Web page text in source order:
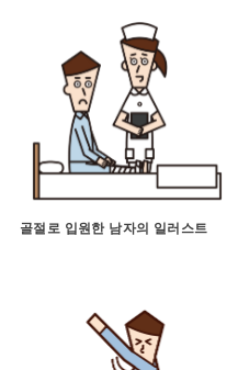
골절로 입원한 남자의 일러스트